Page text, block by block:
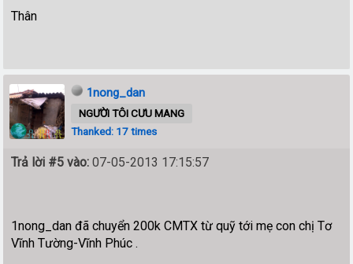
Thân
1nong_dan
NGƯỜI TÔI CƯU MANG
Thanked: 17 times
Trả lời #5 vào: 07-05-2013 17:15:57
1nong_dan đã chuyển 200k CMTX từ quỹ tới mẹ con chị Tơ
Vĩnh Tường-Vĩnh Phúc .